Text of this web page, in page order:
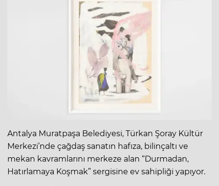
Antalya Muratpaşa Belediyesi, Türkan Şoray Kültür
Merkezi’nde çağdaş sanatın hafıza, bilinçaltı ve
mekan kavramlarını merkeze alan “Durmadan,
Hatırlamaya Koşmak” sergisine ev sahipliği yapıyor.